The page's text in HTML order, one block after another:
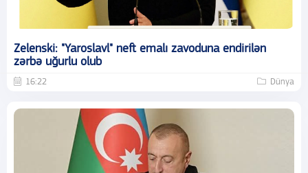
Zelenski: "Yaroslavl" neft emalı zavoduna endirilən
zərbə uğurlu olub
16:22 Dünya